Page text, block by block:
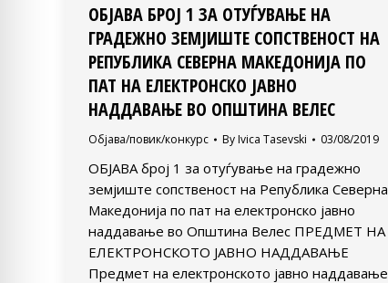
ОБЈАВА БРОЈ 1 ЗА ОТУЃУВАЊЕ НА
ГРАДЕЖНО ЗЕМЈИШТЕ СОПСТВЕНОСТ НА
РЕПУБЛИКА СЕВЕРНА МАКЕДОНИЈА ПО
ПАТ НА ЕЛЕКТРОНСКО ЈАВНО
НАДДАВАЊЕ ВО ОПШТИНА ВЕЛЕС
Објава/повик/конкурс By Ivica Tasevski 03/08/2019
ОБЈАВА број 1 за отуѓување на градежно
земјиште сопственост на Република Северна
Македонија по пат на електронско јавно
наддавање во Општина Велес ПРЕДМЕТ НА
ЕЛЕКТРОНСКОТО ЈАВНО НАДДАВАЊЕ
Предмет на електронското јавно наддавање